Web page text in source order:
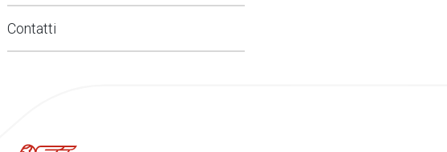
Contatti